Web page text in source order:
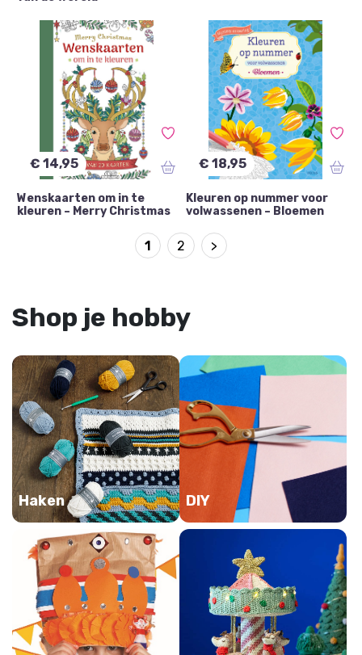
€ 14,95
Wenskaarten om in te
kleuren – Merry Christmas
€ 18,95
Kleuren op nummer voor
volwassenen – Bloemen
1 2 >
Shop je hobby
Haken DIY